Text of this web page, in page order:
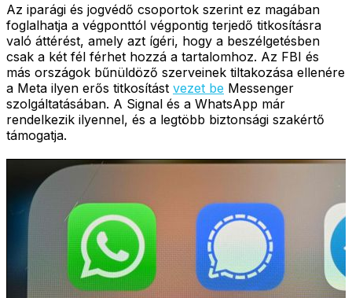
Az iparági és jogvédő csoportok szerint ez magában
foglalhatja a végponttól végpontig terjedő titkosításra
való áttérést, amely azt ígéri, hogy a beszélgetésben
csak a két fél férhet hozzá a tartalomhoz. Az FBI és
más országok bűnüldöző szerveinek tiltakozása ellenére
a Meta ilyen erős titkosítást vezet be Messenger
szolgáltatásában. A Signal és a WhatsApp már
rendelkezik ilyennel, és a legtöbb biztonsági szakértő
támogatja.